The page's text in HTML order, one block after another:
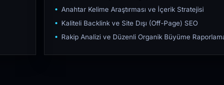
Anahtar Kelime Araştırması ve İçerik Stratejisi
Kaliteli Backlink ve Site Dışı (Off-Page) SEO
Rakip Analizi ve Düzenli Organik Büyüme